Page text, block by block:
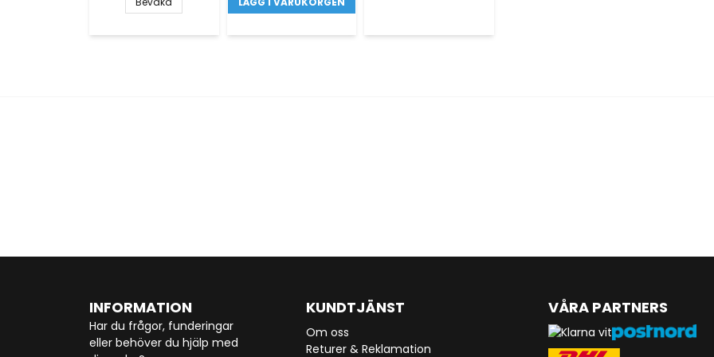
INFORMATION
Har du frågor, funderingar
eller behöver du hjälp med
KUNDTJÄNST
Om oss
Returer & Reklamation
VÅRA PARTNERS